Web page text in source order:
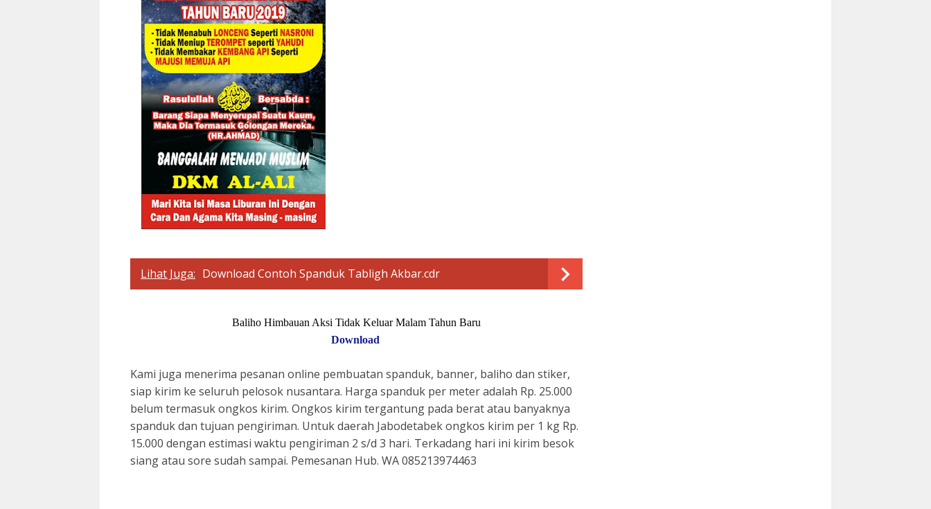
Lihat Juga: Download Contoh Spanduk Tabligh Akbar.cdr
Baliho Himbauan Aksi Tidak Keluar Malam Tahun Baru
Download
Kami juga menerima pesanan online pembuatan spanduk, banner, baliho dan stiker,
siap kirim ke seluruh pelosok nusantara. Harga spanduk per meter adalah Rp. 25.000
belum termasuk ongkos kirim. Ongkos kirim tergantung pada berat atau banyaknya
spanduk dan tujuan pengiriman. Untuk daerah Jabodetabek ongkos kirim per 1 kg Rp.
15.000 dengan estimasi waktu pengiriman 2 s/d 3 hari. Terkadang hari ini kirim besok
siang atau sore sudah sampai. Pemesanan Hub. WA 085213974463